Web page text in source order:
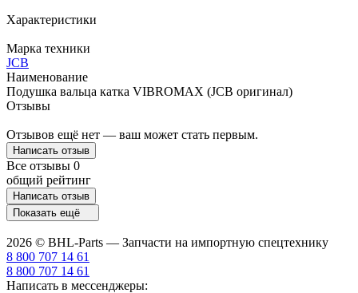
Характеристики
Марка техники
JCB
Наименование
Подушка вальца катка VIBROMAX (JCB оригинал)
Отзывы
Отзывов ещё нет — ваш может стать первым.
Написать отзыв
Все отзывы 0
общий рейтинг
Написать отзыв
Показать ещё
2026 © BHL-Parts — Запчасти на импортную спецтехнику
8 800 707 14 61
8 800 707 14 61
Написать в мессенджеры: